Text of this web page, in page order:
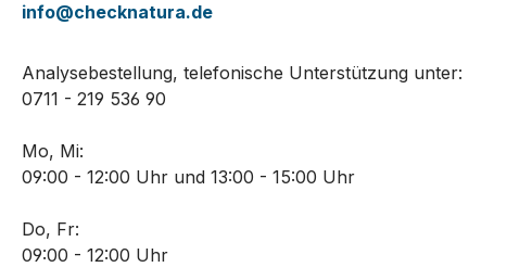
info@checknatura.de
Analysebestellung, telefonische Unterstützung unter:
0711 - 219 536 90
Mo, Mi:
09:00 - 12:00 Uhr und 13:00 - 15:00 Uhr
Do, Fr:
09:00 - 12:00 Uhr